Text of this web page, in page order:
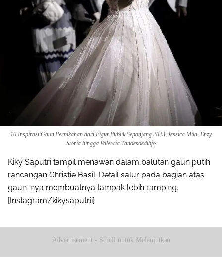
10 Inspirasi Gaun Pernikahan dari Figur Publik Sepanjang 2023, Jessica Mila, Enzy
Storia hingga Valencia Tanoesoedibjo
Kiky Saputri tampil menawan dalam balutan gaun putih
rancangan Christie Basil. Detail salur pada bagian atas
gaun-nya membuatnya tampak lebih ramping.
[Instagram/kikysaputrii]
Advertisement - Scroll untuk Melanjutkan